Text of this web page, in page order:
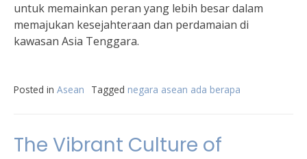
untuk memainkan peran yang lebih besar dalam
memajukan kesejahteraan dan perdamaian di
kawasan Asia Tenggara.
Posted in Asean Tagged negara asean ada berapa
The Vibrant Culture of